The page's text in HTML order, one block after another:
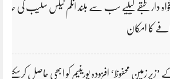
دار طبقے کیلیے سب سے بلند انکم ٹیکس سلیب کی حد
کا امکان
’زیر زمین محفوظ‘ افزودہ یورینیم کو ابھی حاصل کرسکتے